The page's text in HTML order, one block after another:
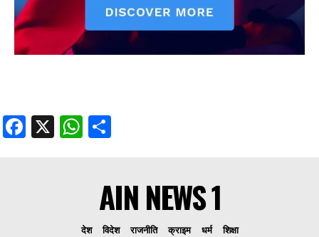
Facebook
X WhatsApp
AIN NEWS 1
देश विदेश राजनीति क्राइम धर्म शिक्षा